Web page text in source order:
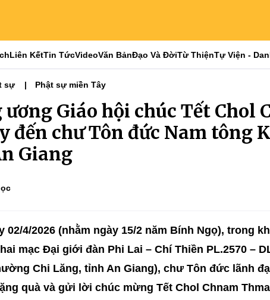
Liên KếtTin TứcVideoVăn BảnĐạo Và ĐờiTừ ThiệnTự Viện -
sự Phật sự miền Tây
Giáo hội chúc Tết Chol
đến chư Tôn đức Nam tông
Giang
02/4/2026 (nhằm ngày 15/2 năm Bính Ngọ), trong
mạc Đại giới đàn Phi Lai – Chí Thiền PL.2570 –
Chi Lăng, tỉnh An Giang), chư Tôn đức lãnh
quà và gửi lời chúc mừng Tết Chol Chnam